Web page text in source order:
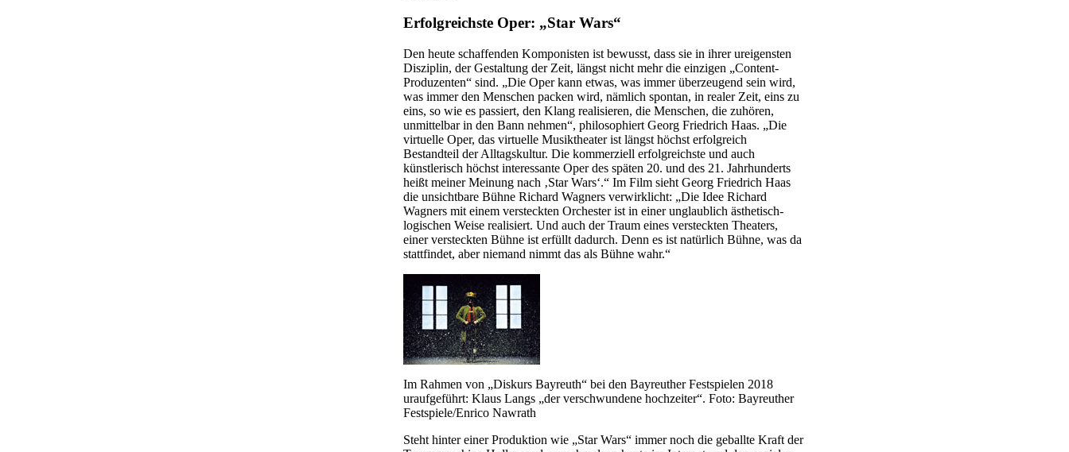
Erfolgreichste Oper: „Star Wars“
Den heute schaffenden Komponisten ist bewusst, dass sie in ihrer ureigensten
Disziplin, der Gestaltung der Zeit, längst nicht mehr die einzigen „Content-
Produzenten“ sind. „Die Oper kann etwas, was immer überzeugend sein wird,
was immer den Menschen packen wird, nämlich spontan, in realer Zeit, eins zu
eins, so wie es passiert, den Klang realisieren, die Menschen, die zuhören,
unmittelbar in den Bann nehmen“, philosophiert Georg Friedrich Haas. „Die
virtuelle Oper, das virtuelle Musiktheater ist längst höchst erfolgreich
Bestandteil der Alltagskultur. Die kommerziell erfolgreichste und auch
künstlerisch höchst interessante Oper des späten 20. und des 21. Jahrhunderts
heißt meiner Meinung nach ‚Star Wars‘.“ Im Film sieht Georg Friedrich Haas
die unsichtbare Bühne Richard Wagners verwirklicht: „Die Idee Richard
Wagners mit einem versteckten Orchester ist in einer unglaublich ästhetisch-
logischen Weise realisiert. Und auch der Traum eines versteckten Theaters,
einer versteckten Bühne ist erfüllt dadurch. Denn es ist natürlich Bühne, was da
stattfindet, aber niemand nimmt das als Bühne wahr.“
Im Rahmen von „Diskurs Bayreuth“ bei den Bayreuther Festspielen 2018
uraufgeführt: Klaus Langs „der verschwundene hochzeiter“. Foto: Bayreuther
Festspiele/Enrico Nawrath
Steht hinter einer Produktion wie „Star Wars“ immer noch die geballte Kraft der